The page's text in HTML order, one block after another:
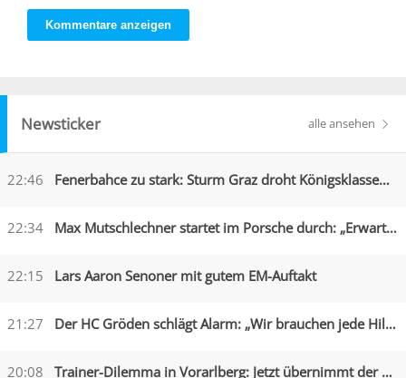
Kommentare anzeigen
Newsticker alle ansehen
22:46 Fenerbahce zu stark: Sturm Graz droht Königsklassen-Aus
22:34 Max Mutschlechner startet im Porsche durch: „Erwarte Action“
22:15 Lars Aaron Senoner mit gutem EM-Auftakt
21:27 Der HC Gröden schlägt Alarm: „Wir brauchen jede Hilfe“
20:08 Trainer-Dilemma in Vorarlberg: Jetzt übernimmt der Assistent